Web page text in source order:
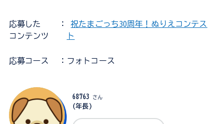
応募した
コンテンツ
：祝たまごっち30周年！ぬりえコンテス
ト
応募コース ：フォトコース
68763 さん
(年長)